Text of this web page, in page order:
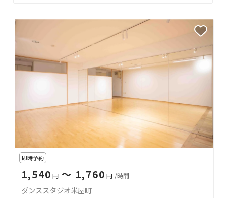
即時予約
1,540 円〜 1,760 円 /時間
ダンススタジオ米屋町